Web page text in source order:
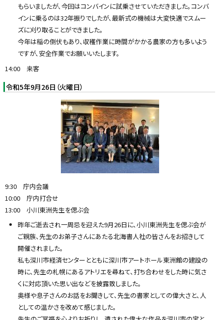
もらいましたが、今回はコンバインに試乗させていただきました。コンバ
インに乗るのは32年振りでしたが、最新式の機械は大変快適でスムー
ズに刈り取ることができました。
今年は稲の倒伏もあり、収穫作業に時間がかかる農家の方も多いよう
ですが、安全作業でお願いいたします。
14:00 来客
令和5年9月26日（火曜日）
9:30 庁内会議
10:00 庁内打合せ
13:00 小川東洲先生を偲ぶ会
昨年ご逝去され一周忌を迎えた9月26日に、小川東洲先生を偲ぶ会が
ご親族、先生のお弟子さんにあたる北海書人社の皆さんをお招きして
開催されました。
私も深川市経済センターとともに深川市アートホール東洲館の建設の
時に、先生の札幌にあるアトリエを尋ねて、打ち合わせをした時に気さ
くに対応頂いた思い出などを披露致しました。
奥様や息子さんのお話をお聞きして、先生の書家としての偉大さと、人
としての温かさを改めて感じました。